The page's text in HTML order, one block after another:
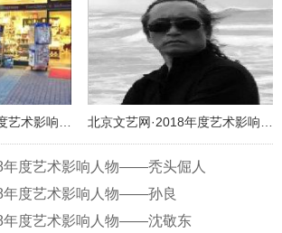
年度艺术影响人物——秃头倔人
年度艺术影响人物——孙良
年度艺术影响人物——沈敬东